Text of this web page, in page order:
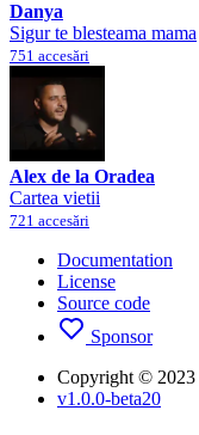
Danya
Sigur te blesteama mama
751 accesări
Alex de la Oradea
Cartea vietii
721 accesări
Documentation
License
Source code
Sponsor
Copyright © 2023
v1.0.0-beta20